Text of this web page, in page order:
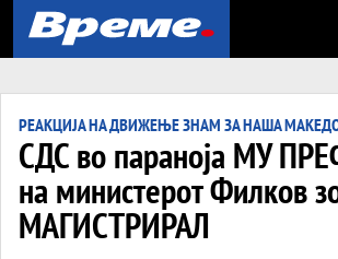
РЕАКЦИЈА НА ДВИЖЕЊЕ ЗНАМ ЗА НАША
СДС во параноја МУ
на министерот Филков
МАГИСТРИРАЛ